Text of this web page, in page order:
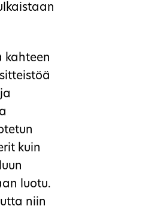
kahteen
kuin
luotu.
niin